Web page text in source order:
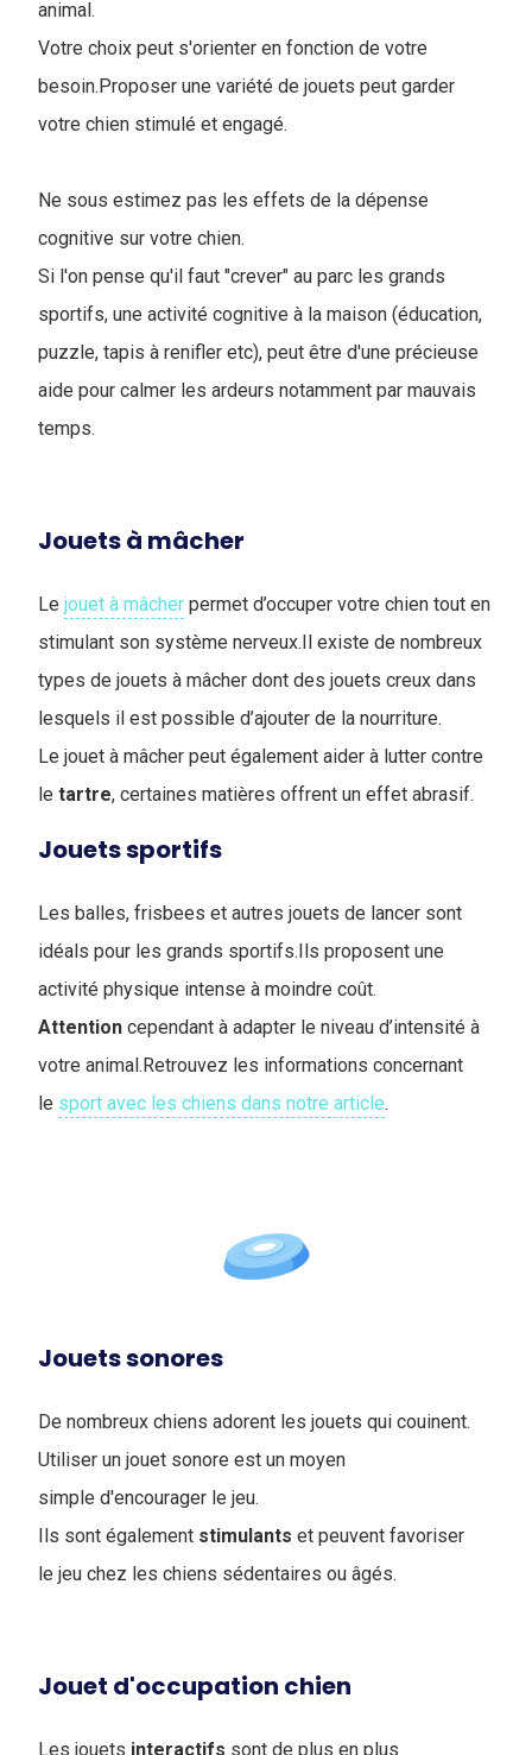
animal.
Votre choix peut s'orienter en fonction de votre
besoin.Proposer une variété de jouets peut garder
votre chien stimulé et engagé.
Ne sous estimez pas les effets de la dépense
cognitive sur votre chien.
Si l'on pense qu'il faut "crever" au parc les grands
sportifs, une activité cognitive à la maison (éducation,
puzzle, tapis à renifler etc), peut être d'une précieuse
aide pour calmer les ardeurs notamment par mauvais
temps.
Jouets à mâcher
Le jouet à mâcher permet d’occuper votre chien tout en
stimulant son système nerveux.Il existe de nombreux
types de jouets à mâcher dont des jouets creux dans
lesquels il est possible d’ajouter de la nourriture.
Le jouet à mâcher peut également aider à lutter contre
le tartre, certaines matières offrent un effet abrasif.
Jouets sportifs
Les balles, frisbees et autres jouets de lancer sont
idéals pour les grands sportifs.Ils proposent une
activité physique intense à moindre coût.
Attention cependant à adapter le niveau d’intensité à
votre animal.Retrouvez les informations concernant
le sport avec les chiens dans notre article.
Jouets sonores
De nombreux chiens adorent les jouets qui couinent.
Utiliser un jouet sonore est un moyen
simple d'encourager le jeu.
Ils sont également stimulants et peuvent favoriser
le jeu chez les chiens sédentaires ou âgés.
Jouet d'occupation chien
Les jouets interactifs sont de plus en plus